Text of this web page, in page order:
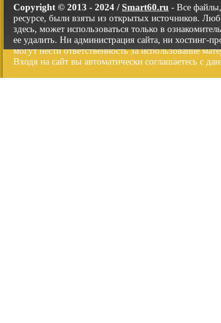
Copyright © 2013 - 2024 / Smart60.ru - Все
ресурсе, были взяты из открытых источников.
здесь, может использоваться только в
ее удалить. Ни администрация сайта, ни хостинг-
могут нести ответственность за использование
Входя на сайт вы автоматически соглашаетесь с